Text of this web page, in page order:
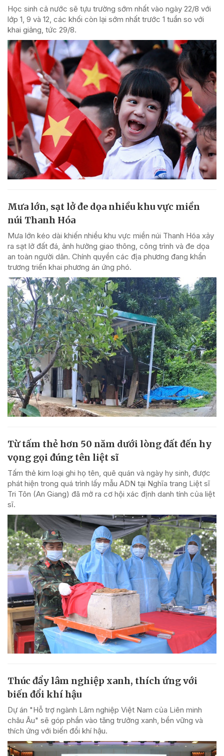
Học sinh cả nước sẽ tựu trường sớm nhất vào ngày 22/8 với
lớp 1, 9 và 12, các khối còn lại sớm nhất trước 1 tuần so với
khai giảng, tức 29/8.
Mưa lớn, sạt lở đe dọa nhiều khu vực miền
núi Thanh Hóa
Mưa lớn kéo dài khiến nhiều khu vực miền núi Thanh Hóa xảy
ra sạt lở đất đá, ảnh hưởng giao thông, công trình và đe dọa
an toàn người dân. Chính quyền các địa phương đang khẩn
trương triển khai phương án ứng phó.
Từ tấm thẻ hơn 50 năm dưới lòng đất đến hy
vọng gọi đúng tên liệt sĩ
Tấm thẻ kim loại ghi họ tên, quê quán và ngày hy sinh, được
phát hiện trong quá trình lấy mẫu ADN tại Nghĩa trang Liệt sĩ
Tri Tôn (An Giang) đã mở ra cơ hội xác định danh tính của liệt
sĩ.
Thúc đẩy lâm nghiệp xanh, thích ứng với
biến đổi khí hậu
Dự án "Hỗ trợ ngành Lâm nghiệp Việt Nam của Liên minh
châu Âu" sẽ góp phần vào tăng trưởng xanh, bền vững và
thích ứng với biến đổi khí hậu.